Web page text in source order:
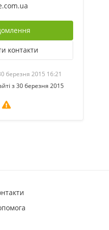
контакти
березня 2015 16:21
з 30 березня 2015